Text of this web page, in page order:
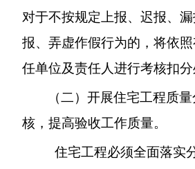
对于不按规定上报、迟报、
报、弄虚作假行为的，将依
任单位及责任人进行考核扣分
（二）开展住宅工程质
核，提高验收工作质量。
住宅工程必须全面落实